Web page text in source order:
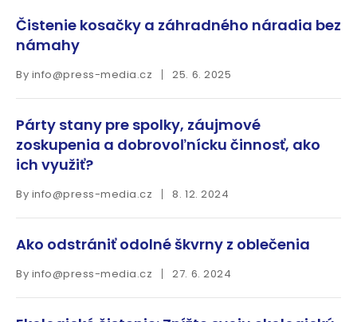
Čistenie kosačky a záhradného náradia bez
námahy
By info@press-media.cz 25. 6. 2025
Párty stany pre spolky, záujmové
zoskupenia a dobrovoľnícku činnosť, ako
ich využiť?
By info@press-media.cz 8. 12. 2024
Ako odstrániť odolné škvrny z oblečenia
By info@press-media.cz 27. 6. 2024